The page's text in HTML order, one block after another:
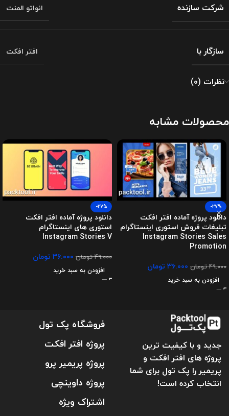
شرکت سازنده
انواتو المنت
سازگار با افتر افکت
نظرات (0)
محصولات مشابه
-27%
دانلود پروژه آماده افتر افکت
تبلیغات فروش استوری اینستاگرام
Instagram Stories Sales
Promotion
۴۹.۰۰۰تومان ۳۶.۰۰۰ تومان
افزودن به سبد خرید
-27%
دانلود پروژه آماده افتر افکت
استوری های اینستاگرام
Instagram Stories V
۴۹.۰۰۰تومان ۳۶.۰۰۰ تومان
افزودن به سبد خرید
جدید و با کیفیت ترین
پروژه های افتر افکت و
پریمیر را پک تول برای شما
انتخاب کرده است!
فروشگاه پک تول
پروژه افتر افکت
پروژه پریمیر پرو
پروژه داوینچی
اشتراک ویژه